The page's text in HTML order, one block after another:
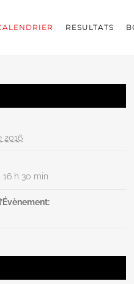
RESULTATS
2016
h 30 min